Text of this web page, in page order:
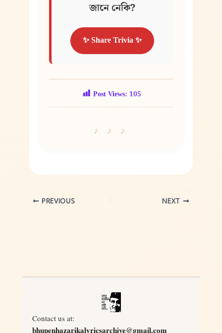
জানে নেকি?
✨ Share Trivia ✨
Post Views: 105
PREVIOUS NEXT
Contact us at:
bhupenhazarikalyricsarchive@gmail.com